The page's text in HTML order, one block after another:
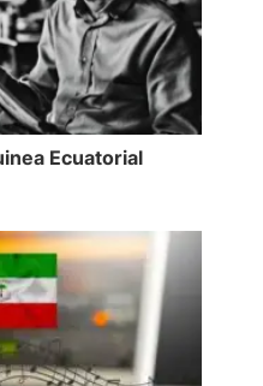
Ecuatorial